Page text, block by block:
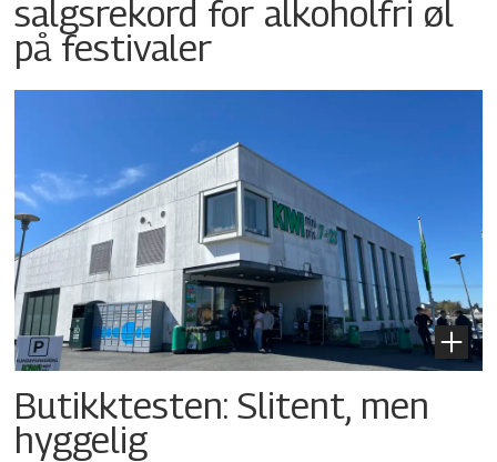
salgsrekord for alkoholfri øl
på festivaler
Butikktesten: Slitent, men
hyggelig